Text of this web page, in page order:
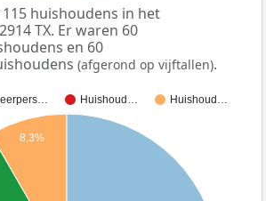
huishoudens in het
TX. Er waren 60
en 60
(afgerond op vijftallen).
Huishoud… Huishoud…
8,3%